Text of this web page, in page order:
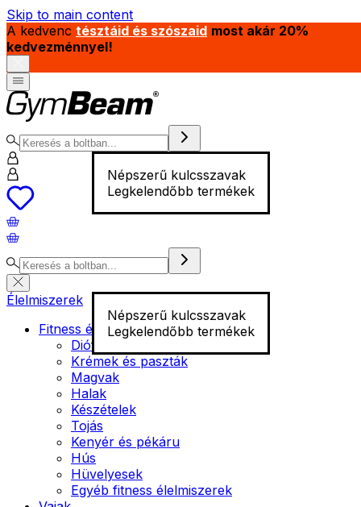
Skip to main content
A kedvenc tésztáid és szószaid most akár 20%
kedvezménnyel!
Népszerű kulcsszavak
Legkelendőbb termékek
Népszerű kulcsszavak
Legkelendőbb termékek
Élelmiszerek
Fitness élelmiszer
Diófélék
Krémek és paszták
Magvak
Halak
Készételek
Tojás
Kenyér és pékáru
Hús
Hüvelyesek
Egyéb fitness élelmiszerek